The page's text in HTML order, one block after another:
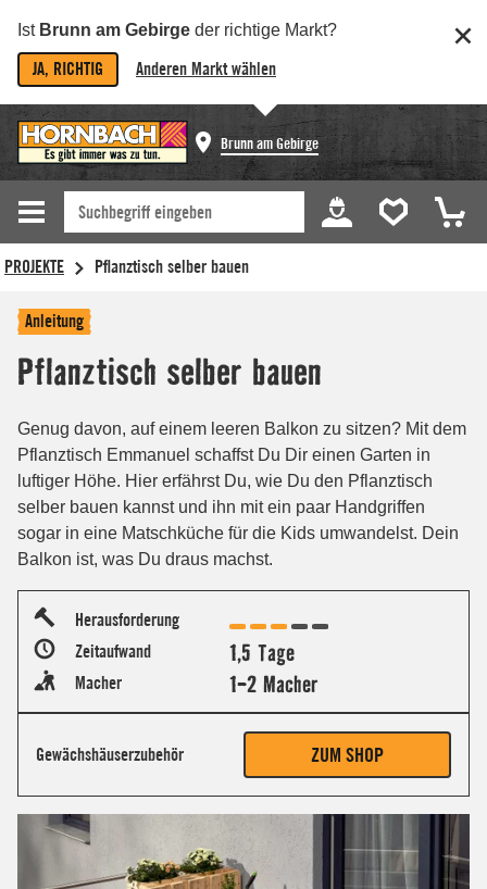
Ist Brunn am Gebirge der richtige Markt?
JA, RICHTIG Anderen Markt wählen
Brunn am Gebirge